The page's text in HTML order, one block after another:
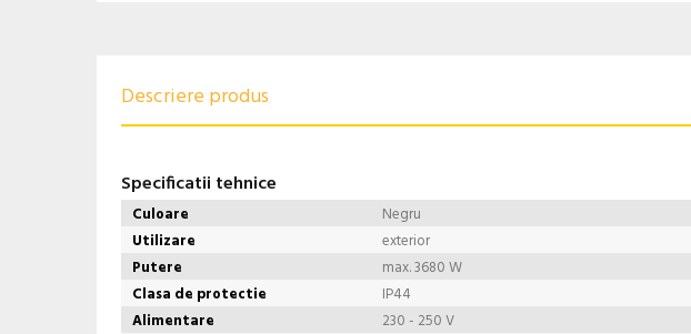
Descriere produs
Specificatii tehnice
Culoare
Negru
Utilizare
exterior
Putere
max. 3680 W
Clasa de protectie
IP44
Alimentare
230 - 250 V